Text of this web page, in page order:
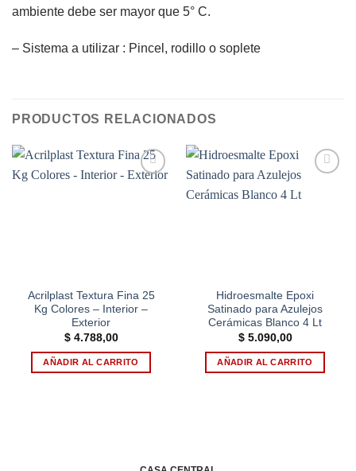
ambiente debe ser mayor que 5° C.
– Sistema a utilizar : Pincel, rodillo o soplete
PRODUCTOS RELACIONADOS
Acrilplast Textura Fina 25
Kg Colores – Interior –
Exterior
$4.788,00
AÑADIR AL CARRITO
Hidroesmalte Epoxi
Satinado para Azulejos
Cerámicas Blanco 4 Lt
$5.090,00
AÑADIR AL CARRITO